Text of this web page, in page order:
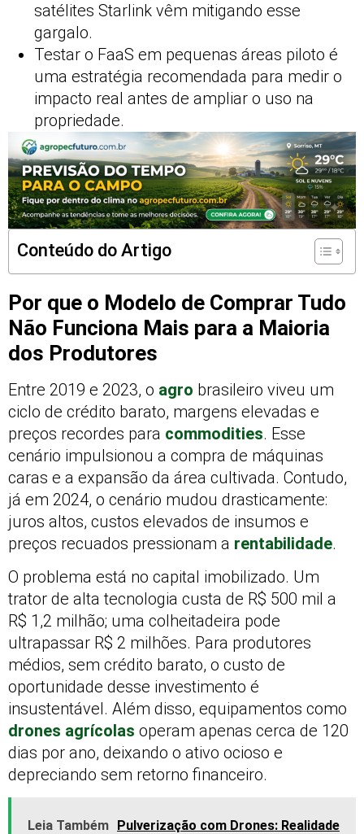
satélites Starlink vêm mitigando esse
gargalo.
Testar o FaaS em pequenas áreas piloto é
uma estratégia recomendada para medir o
impacto real antes de ampliar o uso na
propriedade.
Conteúdo do Artigo
Por que o Modelo de Comprar Tudo
Não Funciona Mais para a Maioria
dos Produtores
Entre 2019 e 2023, o agro brasileiro viveu um
ciclo de crédito barato, margens elevadas e
preços recordes para commodities. Esse
cenário impulsionou a compra de máquinas
caras e a expansão da área cultivada. Contudo,
já em 2024, o cenário mudou drasticamente:
juros altos, custos elevados de insumos e
preços recuados pressionam a rentabilidade.
O problema está no capital imobilizado. Um
trator de alta tecnologia custa de R$ 500 mil a
R$ 1,2 milhão; uma colheitadeira pode
ultrapassar R$ 2 milhões. Para produtores
médios, sem crédito barato, o custo de
oportunidade desse investimento é
insustentável. Além disso, equipamentos como
drones agrícolas operam apenas cerca de 120
dias por ano, deixando o ativo ocioso e
depreciando sem retorno financeiro.
Leia Também Pulverização com Drones: Realidade